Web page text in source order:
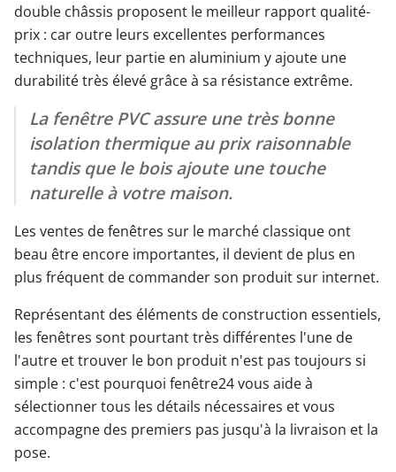
double châssis proposent le meilleur rapport qualité-
prix : car outre leurs excellentes performances
techniques, leur partie en aluminium y ajoute une
durabilité très élevé grâce à sa résistance extrême.
La fenêtre PVC assure une très bonne
isolation thermique au prix raisonnable
tandis que le bois ajoute une touche
naturelle à votre maison.
Les ventes de fenêtres sur le marché classique ont
beau être encore importantes, il devient de plus en
plus fréquent de commander son produit sur internet.
Représentant des éléments de construction essentiels,
les fenêtres sont pourtant très différentes l'une de
l'autre et trouver le bon produit n'est pas toujours si
simple : c'est pourquoi fenêtre24 vous aide à
sélectionner tous les détails nécessaires et vous
accompagne des premiers pas jusqu'à la livraison et la
pose.